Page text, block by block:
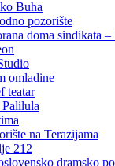
Buha
pozorište
doma sindikata –
omladine
teatar
na Terazijama
212
dramsko